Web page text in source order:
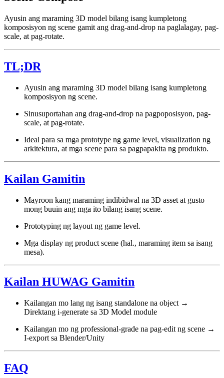
Ayusin ang maraming 3D model bilang isang kumpletong
komposisyon ng scene gamit ang drag-and-drop na paglalagay, pag-
scale, at pag-rotate.
TL;DR
Ayusin ang maraming 3D model bilang isang kumpletong
komposisyon ng scene.
Sinusuportahan ang drag-and-drop na pagpoposisyon, pag-
scale, at pag-rotate.
Ideal para sa mga prototype ng game level, visualization ng
arkitektura, at mga scene para sa pagpapakita ng produkto.
Kailan Gamitin
Mayroon kang maraming indibidwal na 3D asset at gusto
mong buuin ang mga ito bilang isang scene.
Prototyping ng layout ng game level.
Mga display ng product scene (hal., maraming item sa isang
mesa).
Kailan HUWAG Gamitin
Kailangan mo lang ng isang standalone na object →
Direktang i-generate sa 3D Model module
Kailangan mo ng professional-grade na pag-edit ng scene →
I-export sa Blender/Unity
FAQ